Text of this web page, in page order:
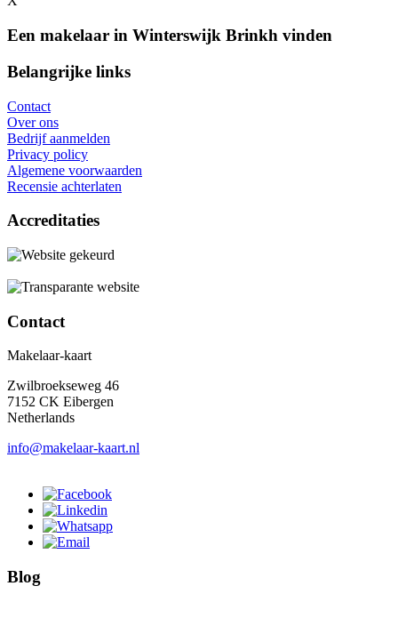
Een makelaar in Winterswijk Brinkh vinden
Belangrijke links
Contact
Over ons
Bedrijf aanmelden
Privacy policy
Algemene voorwaarden
Recensie achterlaten
Accreditaties
Contact
Makelaar-kaart
Zwilbroekseweg 46
7152 CK Eibergen
Netherlands
info@makelaar-kaart.nl
Blog